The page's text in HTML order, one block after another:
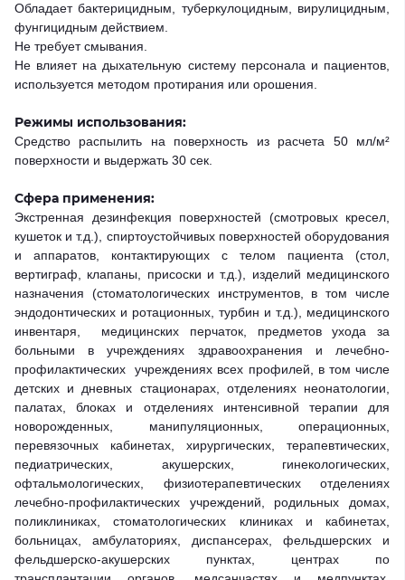
Обладает бактерицидным, туберкулоцидным, вирулицидным,
фунгицидным действием.
Не требует смывания.
Не влияет на дыхательную систему персонала и пациентов,
используется методом протирания или орошения.
Режимы использования:
Средство распылить на поверхность из расчета 50 мл/м²
поверхности и выдержать 30 сек.
Сфера применения:
Экстренная дезинфекция поверхностей (смотровых кресел,
кушеток и т.д.), спиртоустойчивых поверхностей оборудования
и аппаратов, контактирующих с телом пациента (стол,
вертиграф, клапаны, присоски и т.д.), изделий медицинского
назначения (стоматологических инструментов, в том числе
эндодонтических и ротационных, турбин и т.д.), медицинского
инвентаря, медицинских перчаток, предметов ухода за
больными в учреждениях здравоохранения и лечебно-
профилактических учреждениях всех профилей, в том числе
детских и дневных стационарах, отделениях неонатологии,
палатах, блоках и отделениях интенсивной терапии для
новорожденных, манипуляционных, операционных,
перевязочных кабинетах, хирургических, терапевтических,
педиатрических, акушерских, гинекологических,
офтальмологических, физиотерапевтических отделениях
лечебно-профилактических учреждений, родильных домах,
поликлиниках, стоматологических клиниках и кабинетах,
больницах, амбулаториях, диспансерах, фельдшерских и
фельдшерско-акушерских пунктах, центрах по